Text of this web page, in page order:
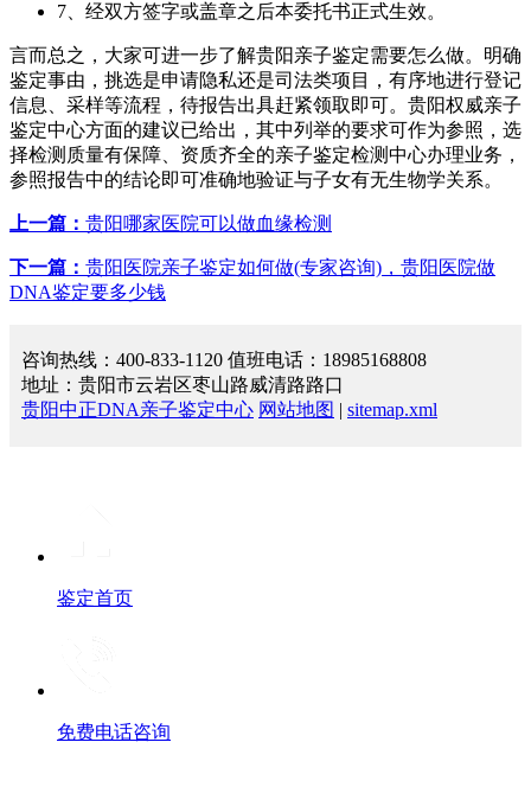
7、经双方签字或盖章之后本委托书正式生效。
言而总之，大家可进一步了解贵阳亲子鉴定需要怎么做。明确
鉴定事由，挑选是申请隐私还是司法类项目，有序地进行登记
信息、采样等流程，待报告出具赶紧领取即可。贵阳权威亲子
鉴定中心方面的建议已给出，其中列举的要求可作为参照，选
择检测质量有保障、资质齐全的亲子鉴定检测中心办理业务，
参照报告中的结论即可准确地验证与子女有无生物学关系。
上一篇： 贵阳哪家医院可以做血缘检测
下一篇： 贵阳医院亲子鉴定如何做(专家咨询)，贵阳医院做
DNA鉴定要多少钱
咨询热线：400-833-1120 值班电话：18985168808
地址：贵阳市云岩区枣山路威清路路口
贵阳中正DNA亲子鉴定中心 网站地图 | sitemap.xml
鉴定首页
免费电话咨询